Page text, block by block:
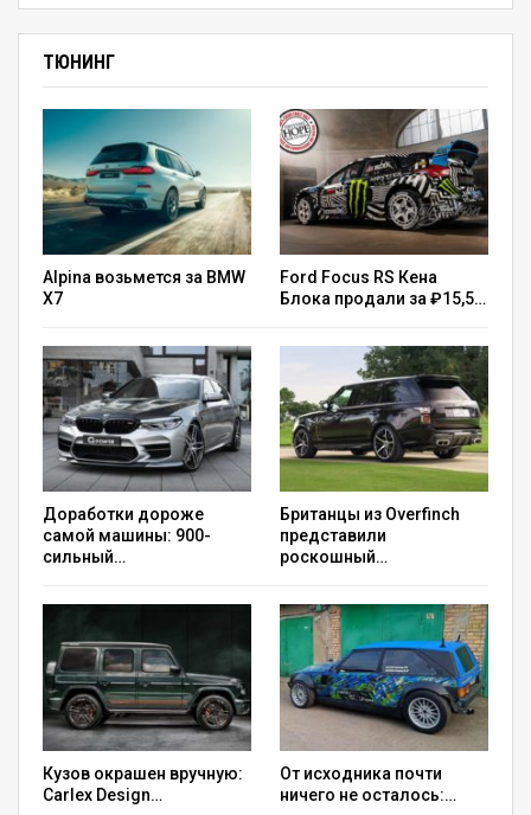
ТЮНИНГ
Alpina возьмется за BMW
X7
Ford Focus RS Кена
Блока продали за ₽15,5…
Доработки дороже
самой машины: 900-
сильный…
Британцы из Overfinch
представили
роскошный…
Кузов окрашен вручную:
Carlex Design…
От исходника почти
ничего не осталось:…